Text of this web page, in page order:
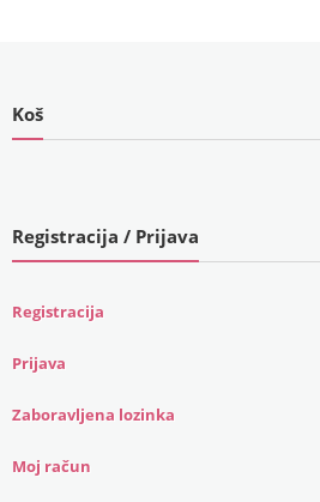
Koš
Registracija / Prijava
Registracija
Prijava
Zaboravljena lozinka
Moj račun